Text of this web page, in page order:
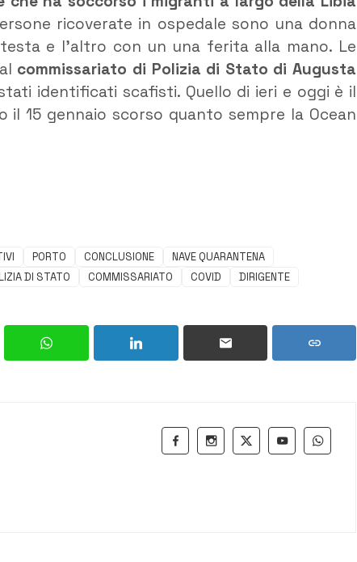
ricoverate in ospedale sono una donna
e l’altro con un una ferita alla mano. Le
commissariato di Polizia di Stato di Augusta
identificati scafisti. Quello di ieri e oggi è il
il 15 gennaio scorso quanto sempre la Ocean
PORTO CONCLUSIONE
NAVE QUARANTENA
DI STATO COMMISSARIATO COVID DIRIGENTE